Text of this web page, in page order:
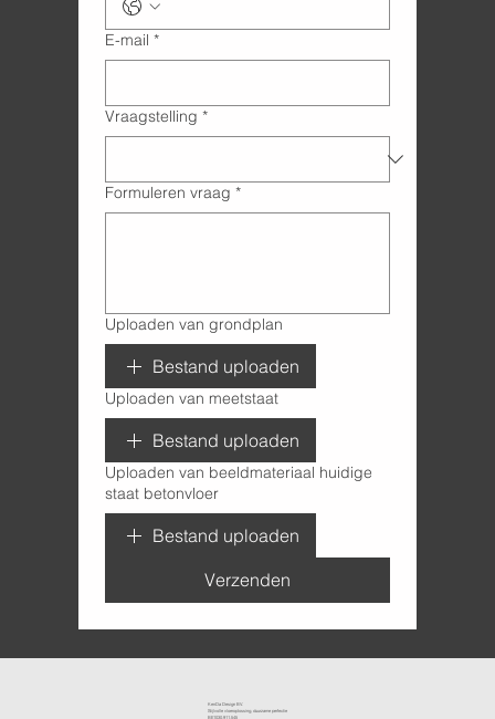
E-mail *
Vraagstelling *
Formuleren vraag *
Uploaden van grondplan
Bestand uploaden
Uploaden van meetstaat
Bestand uploaden
Uploaden van beeldmateriaal huidige
staat betonvloer
Bestand uploaden
Verzenden
KenDa Design BV.
Stijlvolle vloeroplossing, duurzame perfectie
BE1030.911.545